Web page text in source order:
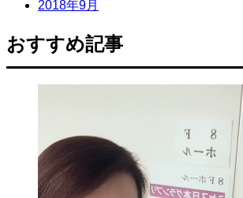
2018年9月
おすすめ記事